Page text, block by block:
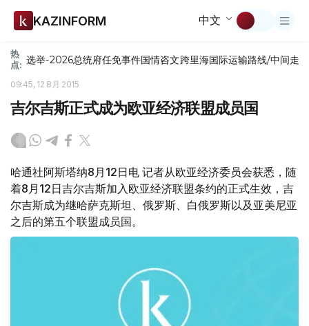
KAZINFORM 中文
热
点: 选举-2026总统府任免事件国情咨文跨里海国际运输路线/中间走廊
09:45, 12 8月 2015
吉尔吉斯正式成为欧亚经济联盟成员国
哈通社阿斯塔纳8月12日电 记者从欧亚经济委员会获悉，随
着8月12日吉尔吉斯加入欧亚经济联盟条约的正式生效，吉
尔吉斯成为继哈萨克斯坦、俄罗斯、白俄罗斯以及亚美尼亚
之后的第五个联盟成员国。